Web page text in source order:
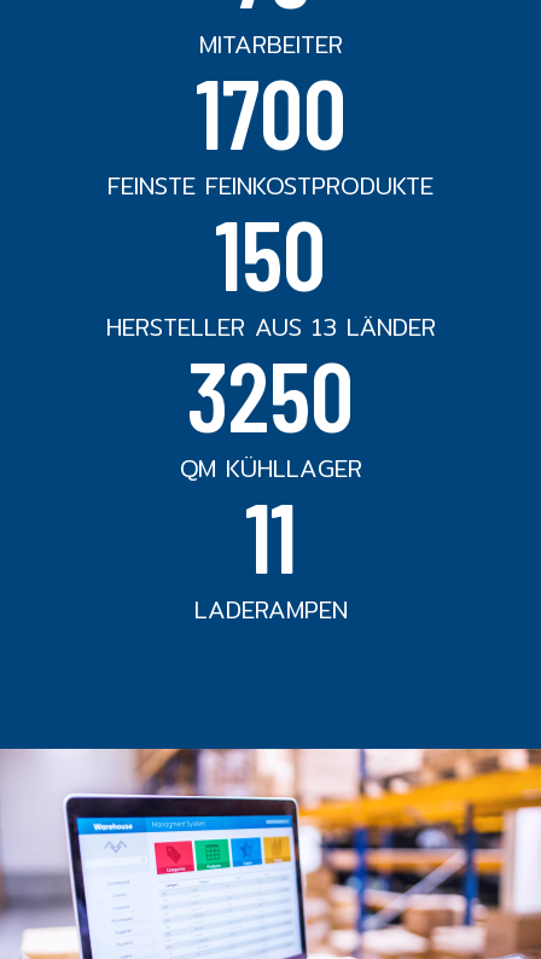
MITARBEITER
1700
FEINSTE FEINKOSTPRODUKTE
150
HERSTELLER AUS 13 LÄNDER
3250
QM KÜHLLAGER
11
LADERAMPEN